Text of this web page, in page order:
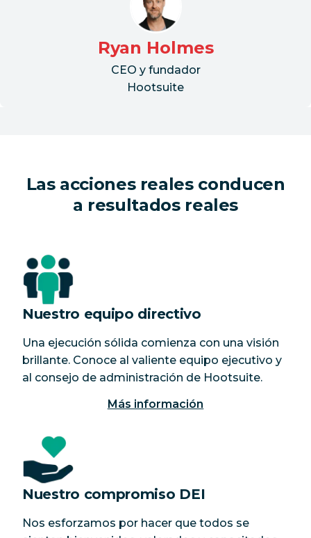
Ryan Holmes
CEO y fundador
Hootsuite
Las acciones reales conducen
a resultados reales
Nuestro equipo directivo
Una ejecución sólida comienza con una visión
brillante. Conoce al valiente equipo ejecutivo y
al consejo de administración de Hootsuite.
Más información
Nuestro compromiso DEI
Nos esforzamos por hacer que todos se